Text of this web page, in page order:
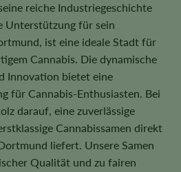
reiche Industriegeschichte
Unterstützung für sein
ist eine ideale Stadt für
Cannabis. Die dynamische
Innovation bietet eine
für Cannabis-Enthusiasten. Bei
darauf, eine zuverlässige
Cannabissamen direkt
liefert. Unsere Samen
Qualität und zu fairen